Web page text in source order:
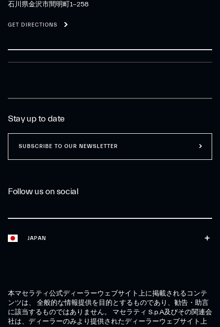
石川県金沢市間明町1-258
GET DIRECTIONS
JAPAN
Follow us on social
Stay up to date
SUBSCRIBE TO OUR NEWSLETTER
本マセラティ公式ディーラーウェブサイト上に掲載されるコンテ
ンツは、 全般的な情報提供を目的とするものであり、勧告・助言
に該当するものではありません。 マセラティ S.p.A及びその関連会
社は、ディーラーのみより提供されたディーラーウェブサイト上